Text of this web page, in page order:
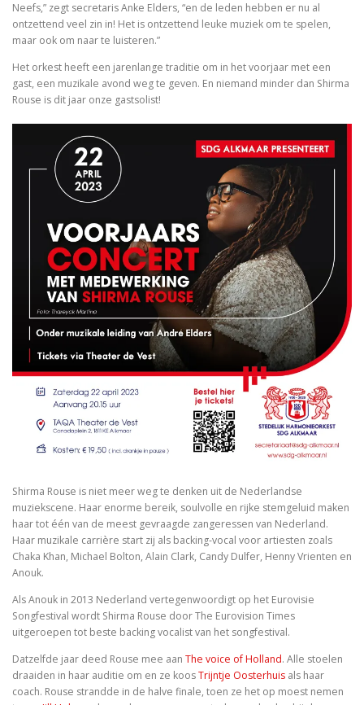
Neefs,” zegt secretaris Anke Elders, “en de leden hebben er nu al
ontzettend veel zin in! Het is ontzettend leuke muziek om te spelen,
maar ook om naar te luisteren.”
Het orkest heeft een jarenlange traditie om in het voorjaar met een
gast, een muzikale avond weg te geven. En niemand minder dan Shirma
Rouse is dit jaar onze gastsolist!
Shirma Rouse is niet meer weg te denken uit de Nederlandse
muziekscene. Haar enorme bereik, soulvolle en rijke stemgeluid maken
haar tot één van de meest gevraagde zangeressen van Nederland.
Haar muzikale carrière start zij als backing-vocal voor artiesten zoals
Chaka Khan, Michael Bolton, Alain Clark, Candy Dulfer, Henny Vrienten en
Anouk.
Als Anouk in 2013 Nederland vertegenwoordigt op het Eurovisie
Songfestival wordt Shirma Rouse door The Eurovision Times
uitgeroepen tot beste backing vocalist van het songfestival.
Datzelfde jaar deed Rouse mee aan The voice of Holland. Alle stoelen
draaiden in haar auditie om en ze koosTrijntje Oosterhuis als haar
coach. Rouse strandde in de halve finale, toen ze het op moest nemen